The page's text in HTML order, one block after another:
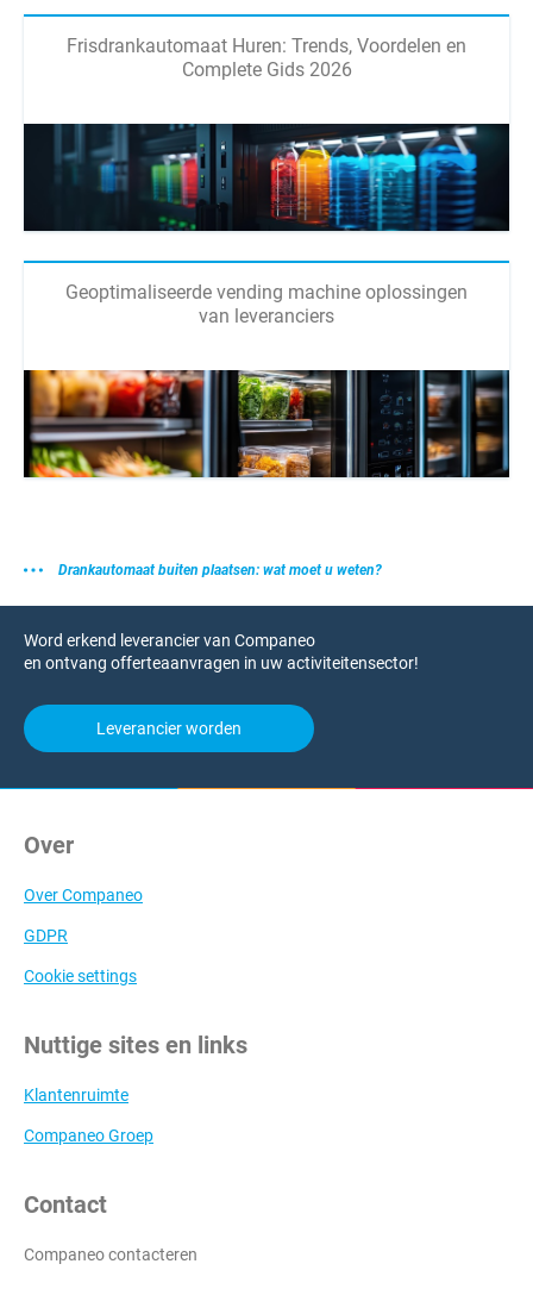
Frisdrankautomaat Huren: Trends, Voordelen en
Complete Gids 2026
Geoptimaliseerde vending machine oplossingen
van leveranciers
Drankautomaat buiten plaatsen: wat moet u weten?
Word erkend leverancier van Companeo
en ontvang offerteaanvragen in uw activiteitensector!
Leverancier worden
Over
Over Companeo
GDPR
Cookie settings
Nuttige sites en links
Klantenruimte
Companeo Groep
Contact
Companeo contacteren